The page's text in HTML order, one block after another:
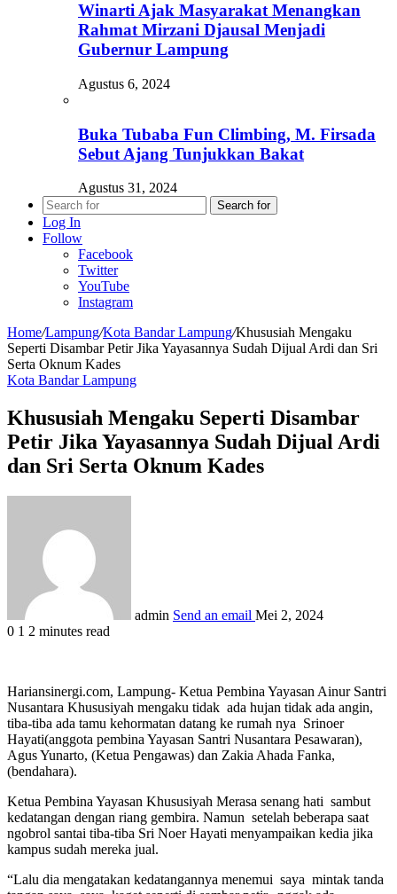
Winarti Ajak Masyarakat Menangkan
Rahmat Mirzani Djausal Menjadi
Gubernur Lampung
Agustus 6, 2024
Buka Tubaba Fun Climbing, M. Firsada
Sebut Ajang Tunjukkan Bakat
Agustus 31, 2024
Search for
Log In
Follow
Facebook
Twitter
YouTube
Instagram
Home/Lampung/Kota Bandar Lampung/Khususiah Mengaku
Seperti Disambar Petir Jika Yayasannya Sudah Dijual Ardi dan Sri
Serta Oknum Kades
Kota Bandar Lampung
Khususiah Mengaku Seperti Disambar
Petir Jika Yayasannya Sudah Dijual Ardi
dan Sri Serta Oknum Kades
admin Send an email Mei 2, 2024
0 1 2 minutes read
Hariansinergi.com, Lampung- Ketua Pembina Yayasan Ainur Santri
Nusantara Khususiyah mengaku tidak ada hujan tidak ada angin,
tiba-tiba ada tamu kehormatan datang ke rumah nya Srinoer
Hayati(anggota pembina Yayasan Santri Nusantara Pesawaran),
Agus Yunarto, (Ketua Pengawas) dan Zakia Ahada Fanka,
(bendahara).
Ketua Pembina Yayasan Khususiyah Merasa senang hati sambut
kedatangan dengan riang gembira. Namun setelah beberapa saat
ngobrol santai tiba-tiba Sri Noer Hayati menyampaikan kedia jika
kampus sudah mereka jual.
“Lalu dia mengatakan kedatangannya menemui saya mintak tanda